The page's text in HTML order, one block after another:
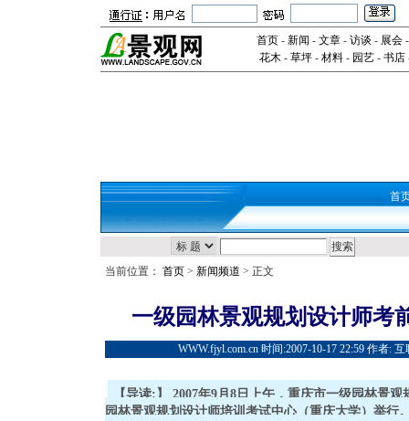
首页- 新闻 - 文章- 访谈 - 展会
花木- 草坪- 材料- 园艺- 书店
首
当前位置： 首页 > 新闻频道 > 正文
一级园林景观规划设计师考
WWW.fjyl.com.cn 时间:2007-10-17 22:59 作者:
【导读:】 2007年9月8日上午，重庆市一级园林景
园林景观规划设计师培训考试中心（重庆大学）举行